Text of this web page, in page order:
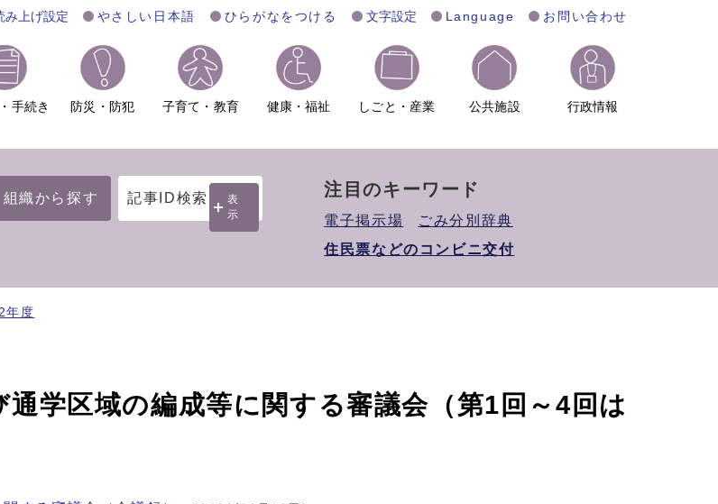
み上げ設定 やさしい日本語 ひらがなをつける 文字設定 Language お問い合わせ
手続き 防災・防犯 子育て・教育 健康・福祉 しごと・産業 公共施設 行政情報
組織から探す 記事ID検索
表
示
注目のキーワード
電子掲示場
ごみ分別辞典
住民票などのコンビニ交付
年度
学区域の編成等に関する審議会（第1回～4回は